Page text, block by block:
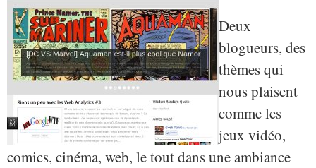
Deux
blogueurs, des
thèmes qui
nous plaisent
comme les
jeux vidéo,
comics, cinéma, web, le tout dans une ambiance